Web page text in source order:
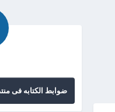
ضوابط الكتابه فى